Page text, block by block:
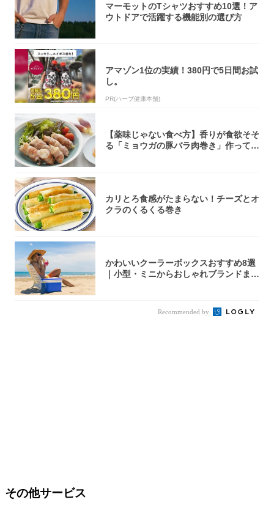
マーモットのTシャツおすすめ10選！ア
ウトドアで活躍する機能別の選び方
アマゾン1位の実績！380円で5日間お試
し。
PR(ハーブ健康本舗)
【薬味じゃない食べ方】香りが食欲そそ
る「ミョウガの豚バラ肉巻き」作ってみ
カリとろ食感がたまらない！チーズとオ
クラのくるくる巻き
かわいいクーラーボックスおすすめ8選
｜小型・ミニからおしゃれブランドまで
Recommended by
その他サービス